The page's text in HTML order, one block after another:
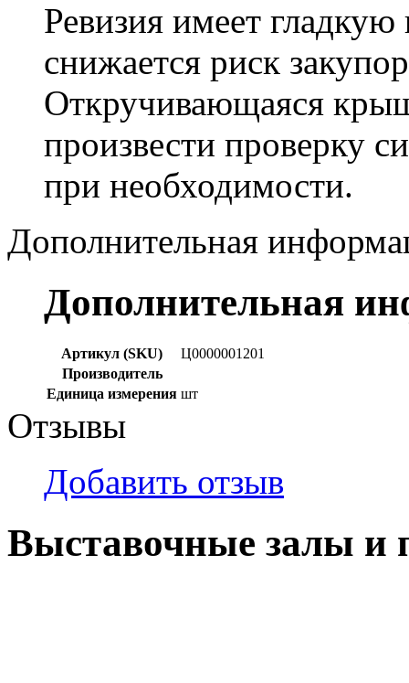
Ревизия имеет
снижается риск
Откручивающаяся
произвести проверку
при необходимости.
Дополнительная
Дополнительная
Артикул (SKU)
Ц0000001201
Производитель
Единица измерения шт
Отзывы
Добавить отзыв
Выставочные залы и